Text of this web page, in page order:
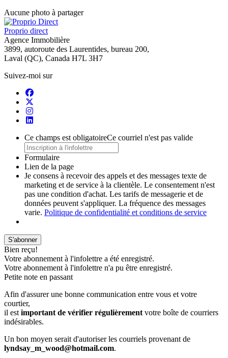
Aucune photo à partager
Proprio direct
Agence Immobilière
3899, autoroute des Laurentides, bureau 200,
Laval (QC), Canada H7L 3H7
Suivez-moi sur
Ce champs est obligatoireCe courriel n'est pas valide
Formulaire
Lien de la page
Je consens à recevoir des appels et des messages texte de
marketing et de service à la clientèle. Le consentement n'est
pas une condition d'achat. Les tarifs de messagerie et de
données peuvent s'appliquer. La fréquence des messages
varie. Politique de confidentialité et conditions de service
S'abonner
Bien reçu!
Votre abonnement à l'infolettre a été enregistré.
Votre abonnement à l'infolettre n'a pu être enregistré.
Petite note en passant
Afin d'assurer une bonne communication entre vous et votre
courtier,
il est important de vérifier régulièrement votre boîte de courriers
indésirables.
Un bon moyen serait d'autoriser les courriels provenant de
lyndsay_m_wood@hotmail.com.